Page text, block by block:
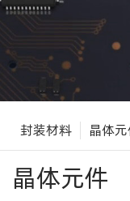
封装材料 晶体
晶体元件